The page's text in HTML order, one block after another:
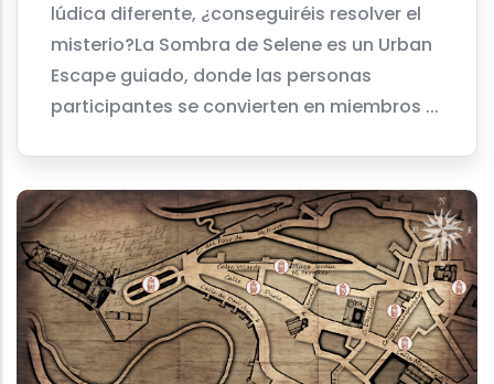
lúdica diferente, ¿conseguiréis resolver el
misterio?La Sombra de Selene es un Urban
Escape guiado, donde las personas
participantes se convierten en miembros ...